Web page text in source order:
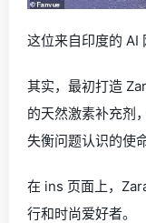
这位来自印度的 AI
其实，最初打造
的天然激素补充剂
失衡问题认识的使命
在 ins 页面上，
行和时尚爱好者。